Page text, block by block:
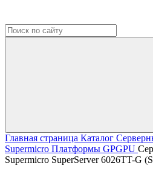
Главная страница Каталог
Supermicro Платформы GPGPU
Supermicro SuperServer 6026TT-G